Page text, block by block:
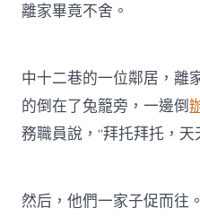
離家畢竟不舍。
中十二巷的一位鄰居，離
的倒在了兔籠旁，一邊倒
務職員說，“拜托拜托，天
然后，他們一家子促而往。